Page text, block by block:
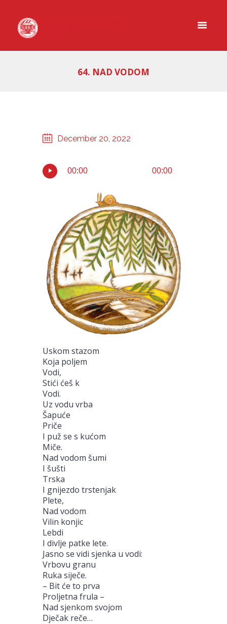
64. NAD VODOM
December 20, 2022
00:00 00:00
Uskom stazom
Koja poljem
Vodi,
Stići ćeš k
Vodi.
Uz vodu vrba
Šapuće
Priče
I puž se s kućom
Miče.
Nad vodom šumi
I šušti
Trska
I gnijezdo trstenjak
Plete,
Nad vodom
Vilin konjic
Lebdi
I divlje patke lete.
Jasno se vidi sjenka u vodi:
Vrbovu granu
Ruka siječe.
– Bit će to prva
Proljetna frula –
Nad sjenkom svojom
Dječak reče…